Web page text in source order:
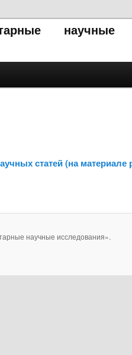
научные
статей (на материале
научные исследования».